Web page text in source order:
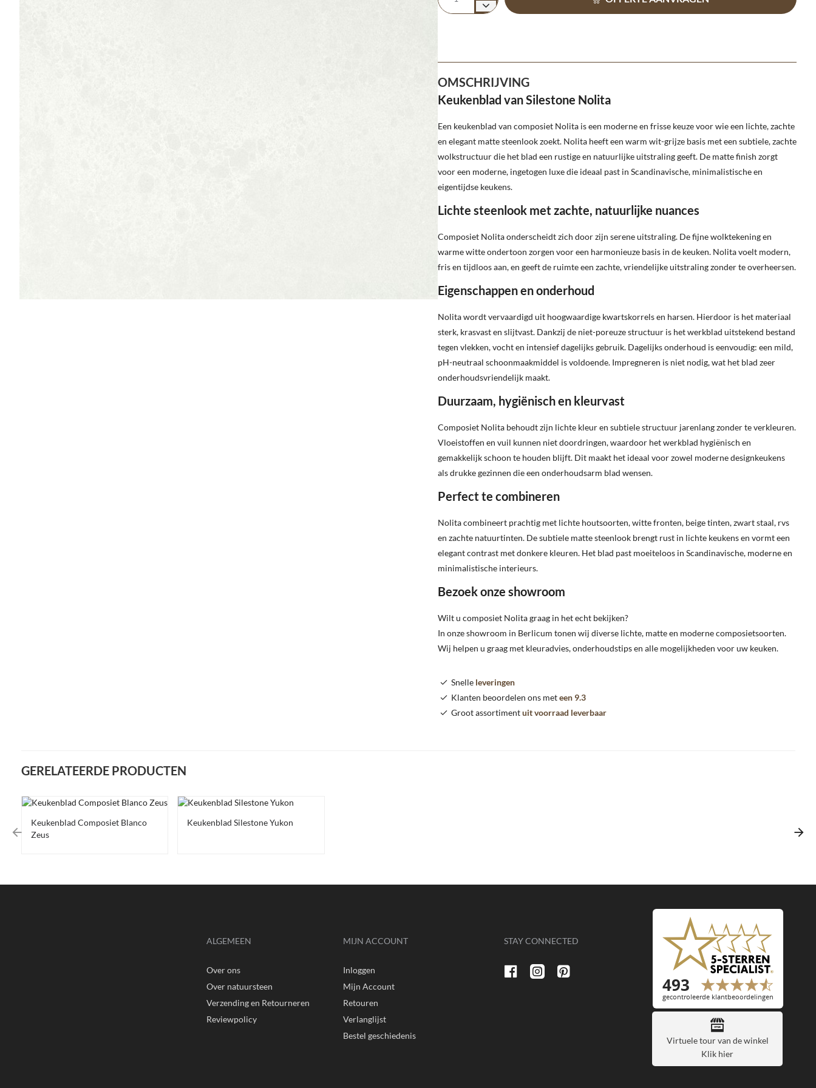
OMSCHRIJVING
Keukenblad van Silestone Nolita
Een keukenblad van composiet Nolita is een moderne en frisse keuze voor wie een lichte, zachte
en elegant matte steenlook zoekt. Nolita heeft een warm wit-grijze basis met een subtiele, zachte
wolkstructuur die het blad een rustige en natuurlijke uitstraling geeft. De matte finish zorgt
voor een moderne, ingetogen luxe die ideaal past in Scandinavische, minimalistische en
eigentijdse keukens.
Lichte steenlook met zachte, natuurlijke nuances
Composiet Nolita onderscheidt zich door zijn serene uitstraling. De fijne wolktekening en
warme witte ondertoon zorgen voor een harmonieuze basis in de keuken. Nolita voelt modern,
fris en tijdloos aan, en geeft de ruimte een zachte, vriendelijke uitstraling zonder te overheersen.
Eigenschappen en onderhoud
Nolita wordt vervaardigd uit hoogwaardige kwartskorrels en harsen. Hierdoor is het materiaal
sterk, krasvast en slijtvast. Dankzij de niet-poreuze structuur is het werkblad uitstekend bestand
tegen vlekken, vocht en intensief dagelijks gebruik. Dagelijks onderhoud is eenvoudig: een mild,
pH-neutraal schoonmaakmiddel is voldoende. Impregneren is niet nodig, wat het blad zeer
onderhoudsvriendelijk maakt.
Duurzaam, hygiënisch en kleurvast
Composiet Nolita behoudt zijn lichte kleur en subtiele structuur jarenlang zonder te verkleuren.
Vloeistoffen en vuil kunnen niet doordringen, waardoor het werkblad hygiënisch en
gemakkelijk schoon te houden blijft. Dit maakt het ideaal voor zowel moderne designkeukens
als drukke gezinnen die een onderhoudsarm blad wensen.
Perfect te combineren
Nolita combineert prachtig met lichte houtsoorten, witte fronten, beige tinten, zwart staal, rvs
en zachte natuurtinten. De subtiele matte steenlook brengt rust in lichte keukens en vormt een
elegant contrast met donkere kleuren. Het blad past moeiteloos in Scandinavische, moderne en
minimalistische interieurs.
Bezoek onze showroom
Wilt u composiet Nolita graag in het echt bekijken?
In onze showroom in Berlicum tonen wij diverse lichte, matte en moderne composietsoorten.
Wij helpen u graag met kleuradvies, onderhoudstips en alle mogelijkheden voor uw keuken.
Snelle leveringen
Klanten beoordelen ons meteen 9.3
Groot assortimentuit voorraad leverbaar
GERELATEERDE PRODUCTEN
Keukenblad Composiet Blanco
Zeus
Keukenblad Silestone Yukon
ALGEMEEN
Over ons
Over natuursteen
Verzending en Retourneren
Reviewpolicy
MIJN ACCOUNT
Inloggen
Mijn Account
Retouren
Verlanglijst
Bestel geschiedenis
STAY CONNECTED
Virtuele tour van de winkel
Klik hier